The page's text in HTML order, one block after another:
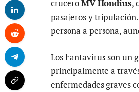
cruceroMV Hondius,
pasajeros y
persona a persona,
Los hantavirus son un
principalmente a
enfermedades graves